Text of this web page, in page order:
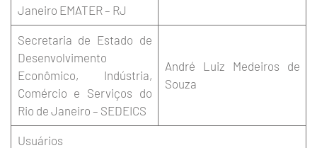
Janeiro EMATER – RJ
Secretaria de Estado de
Desenvolvimento
Econômico, Indústria,
Comércio e Serviços do
Rio de Janeiro – SEDEICS
André Luiz Medeiros de
Souza
Usuários